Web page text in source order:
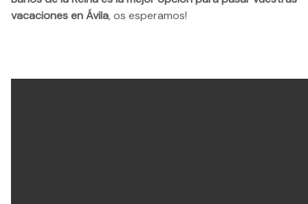
vacaciones en Ávila, os esperamos!